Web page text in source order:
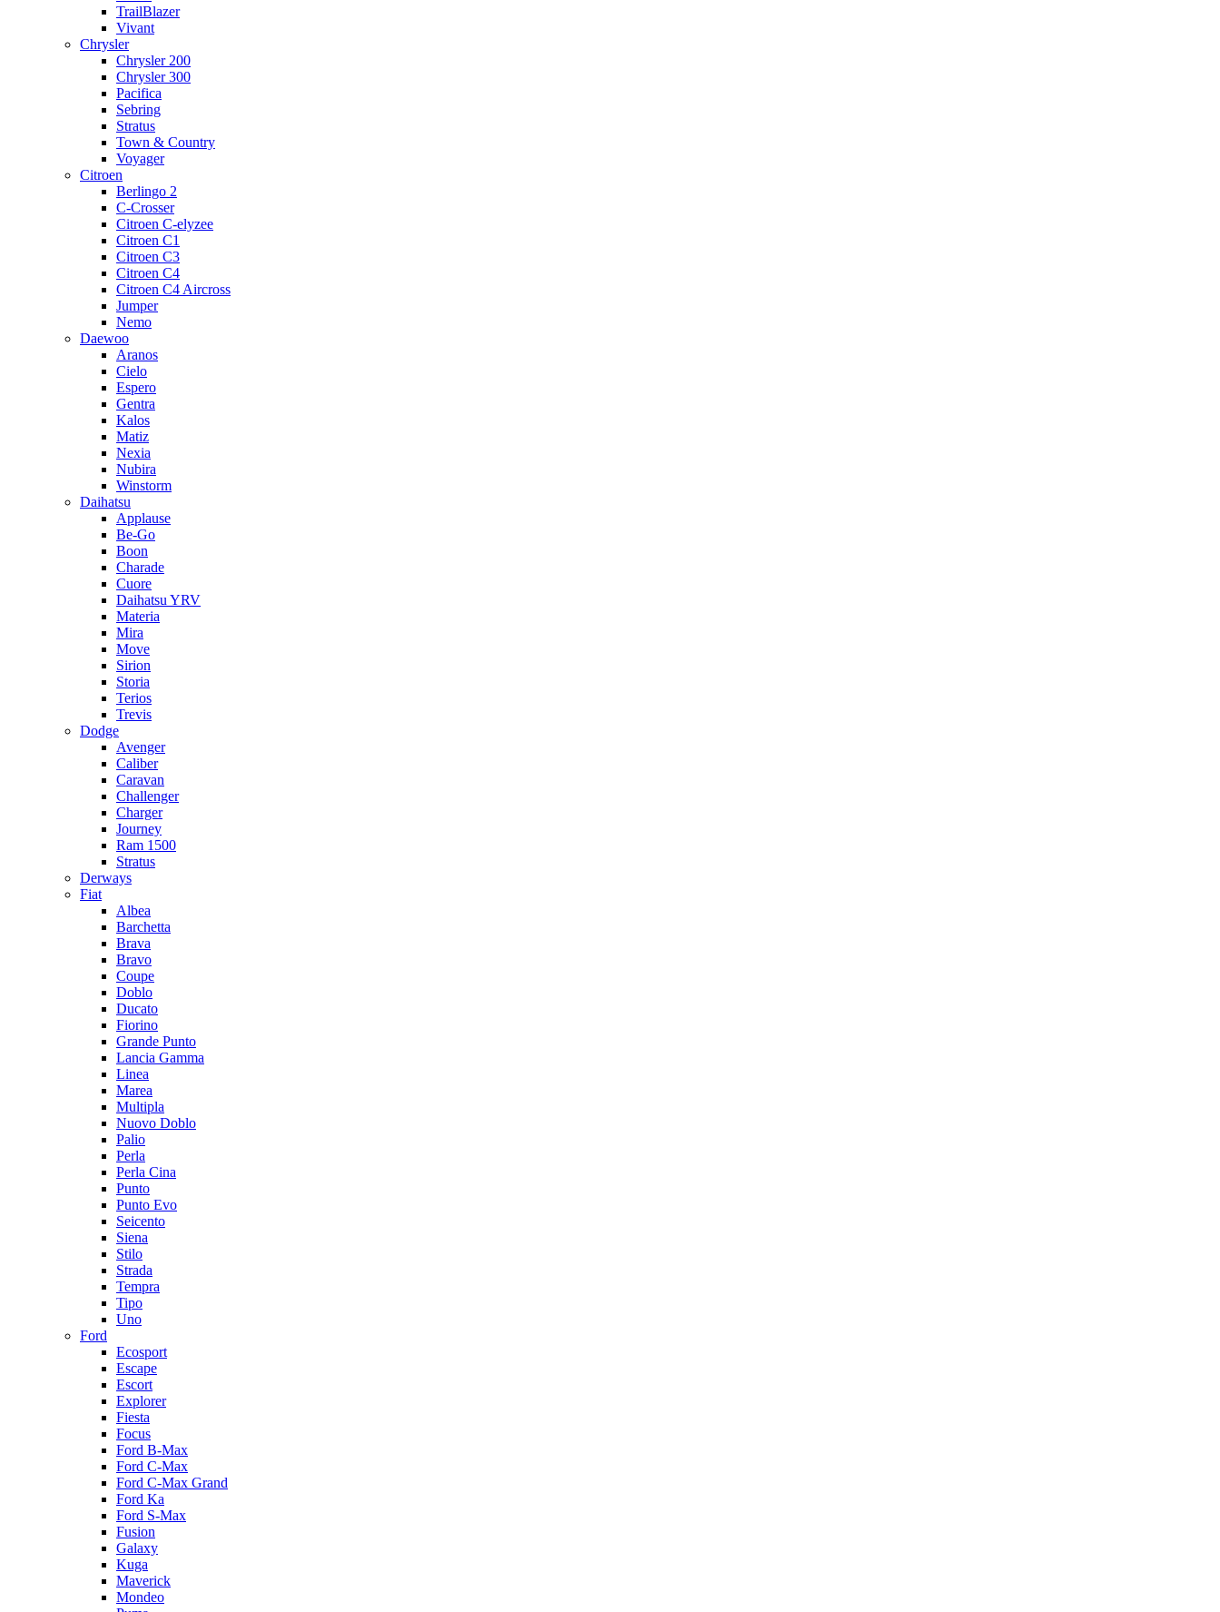
TrailBlazer
Vivant
Chrysler
Chrysler 200
Chrysler 300
Pacifica
Sebring
Stratus
Town & Country
Voyager
Citroen
Berlingo 2
C-Crosser
Citroen C-elyzee
Citroen C1
Citroen C3
Citroen C4
Citroen C4 Aircross
Jumper
Nemo
Daewoo
Aranos
Cielo
Espero
Gentra
Kalos
Matiz
Nexia
Nubira
Winstorm
Daihatsu
Applause
Be-Go
Boon
Charade
Cuore
Daihatsu YRV
Materia
Mira
Move
Sirion
Storia
Terios
Trevis
Dodge
Avenger
Caliber
Caravan
Challenger
Charger
Journey
Ram 1500
Stratus
Dеrways
Fiat
Albea
Barchetta
Brava
Bravo
Coupe
Doblo
Ducato
Fiorino
Grande Punto
Lancia Gamma
Linea
Marea
Multipla
Nuovo Doblo
Palio
Perla
Perla Cina
Punto
Punto Evo
Seicento
Siena
Stilo
Strada
Tempra
Tipo
Uno
Ford
Ecosport
Escape
Escort
Explorer
Fiesta
Focus
Ford B-Max
Ford C-Max
Ford C-Max Grand
Ford Ka
Ford S-Max
Fusion
Galaxy
Kuga
Maverick
Mondeo